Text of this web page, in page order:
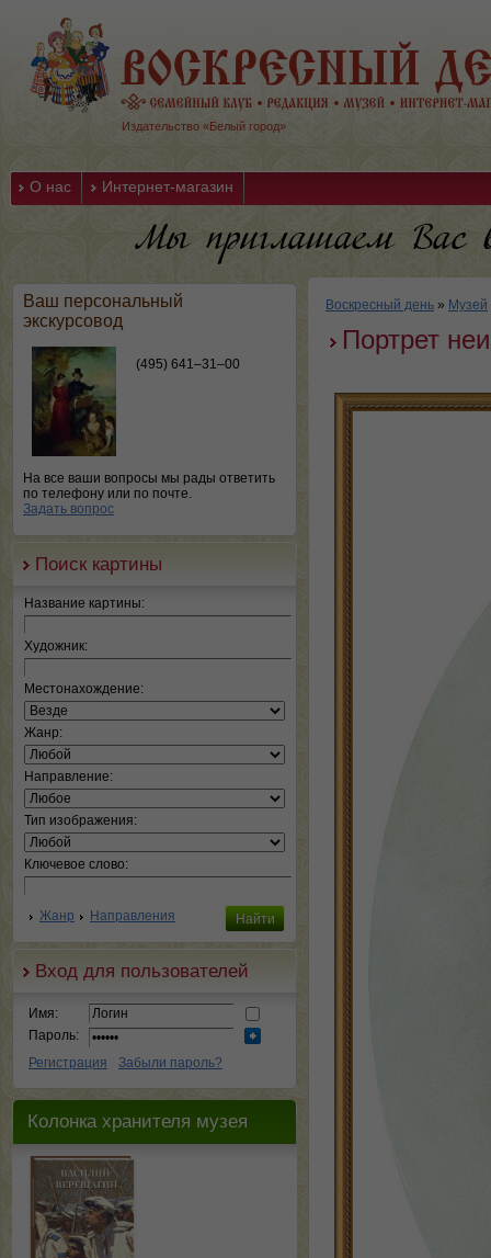
Издательство «Белый город»
О нас Интернет-магазин
Ваш персональный
экскурсовод
(495) 641–31–00
На все ваши вопросы мы рады ответить
по телефону или по почте.
Задать вопрос
Поиск картины
Название картины:
Художник:
Местонахождение:
Жанр:
Направление:
Тип изображения:
Ключевое слово:
Жанр Направления
Вход для пользователей
Имя:
Пароль:
Регистрация
Забыли пароль?
Колонка хранителя музея
Воскресный день » Музей
Портрет